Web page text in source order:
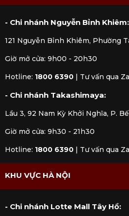
Nồi hầm gang và nắp STAUB
Chuyên dùng để làm món hầm,
tất cả các loại bếp, kể cả bếp từ
- Chi nhánh Nguyễn Bỉnh Khiêm:
121 Nguyễn Bỉnh Khiêm, Phường
Giờ mở cửa: 9h00 - 20h30
Hotline: 1800 6390 Tư vấn qua
- Chi nhánh Takashimaya:
Lầu 3, 92 Nam Kỳ Khởi Nghĩa, P.
Giờ mở cửa: 9h30 - 21h30
Hotline: 1800 6390 Tư vấn qua
KHU VỰC HÀ NỘI
- Chi nhánh Lotte Mall Tây Hồ: